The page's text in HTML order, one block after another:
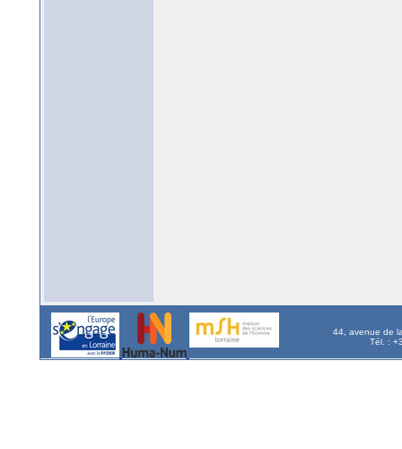
44, avenue de
Tél. :